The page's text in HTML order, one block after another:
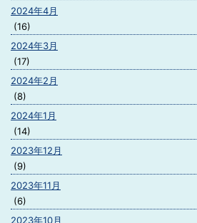
2024年4月
(16)
2024年3月
(17)
2024年2月
(8)
2024年1月
(14)
2023年12月
(9)
2023年11月
(6)
2023年10月